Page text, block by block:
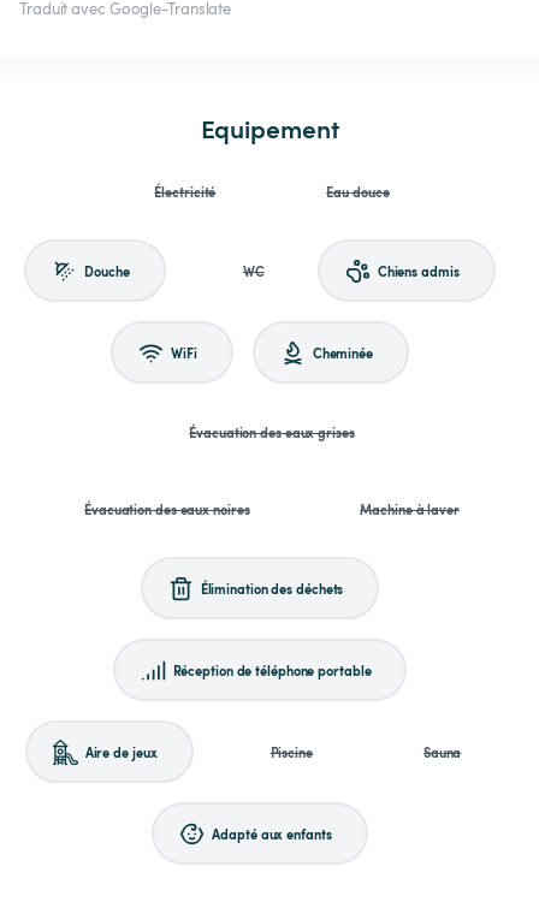
Traduit avec Google-Translate
Equipement
Électricité Eau douce
Douche WC Chiens admis
WiFi Cheminée
Évacuation des eaux grises
Évacuation des eaux noires Machine à laver
Élimination des déchets
Réception de téléphone portable
Aire de jeux Piscine Sauna
Adapté aux enfants